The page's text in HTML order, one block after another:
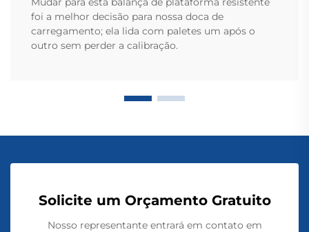
foi a melhor decisão para nossa doca de
carregamento; ela lida com paletes um após o
outro sem perder a calibração.
Solicite um Orçamento Gratuito
Nosso representante entrará em contato em